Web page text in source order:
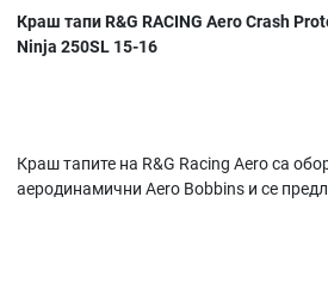
Краш тапи R&G RACING Aero Crash
Ninja 250SL 15-16
Краш тапите на R&G Racing Aero са
аеродинамични Aero Bobbins и се